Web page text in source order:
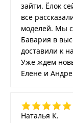
зайти. Ёлок
все
моделей. Мы
Бавария в
доставили к
Уже ждем
Елене и
Наталья К.